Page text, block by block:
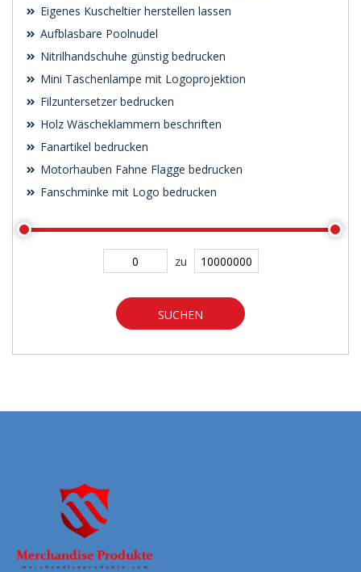
Eigenes Kuscheltier herstellen lassen
Aufblasbare Poolnudel
Nitrilhandschuhe günstig bedrucken
Mini Taschenlampe mit Logoprojektion
Filzuntersetzer bedrucken
Holz Wäscheklammern beschriften
Fanartikel bedrucken
Motorhauben Fahne Flagge bedrucken
Fanschminke mit Logo bedrucken
zu
SUCHEN